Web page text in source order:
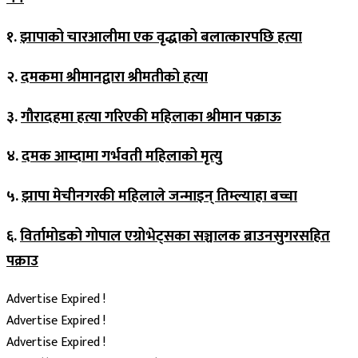
१.झापाको चारआलीमा एक वृद्धाको बलात्कारपछि हत्या
२.दमकमा श्रीमानद्वारा श्रीमतीको हत्या
३.गौरादहमा हत्या गरिएकी महिलाका श्रीमान पक्राऊ
४.दमक आम्दामा गर्भवती महिलाको मृत्यु
५.झापा मेचीनगरकी महिलाले जन्माइन् तिम्ल्याहा बच्चा
६.विर्तामोडको गोपाल एग्रोभेट्सका सञ्चालक ब्राउनसुगरसहित
पक्राउ
Advertise Expired !
Advertise Expired !
Advertise Expired !